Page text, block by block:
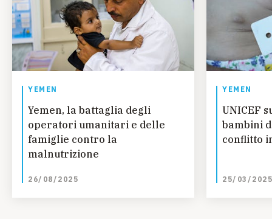
YEMEN
Yemen, la battaglia degli
operatori umanitari e delle
famiglie contro la
malnutrizione
26/08/2025
YEMEN
UNICEF
bambini
conflitto
25/03/2025